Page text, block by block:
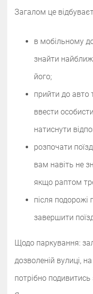
Загалом це
в мобільному
знайти
його;
прийти до авто
ввести
натиснути
розпочати
вам навіть не
якщо раптом
після подорожі
завершити
Щодо паркування:
дозволеній вулиці,
потрібно